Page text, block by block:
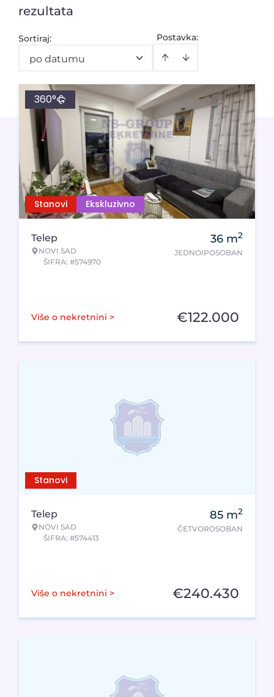
rezultata
Postavka:
Sortiraj:
po datumu
Stanovi Ekskluzivno
360°
Telep
NOVI SAD
ŠIFRA: #574970
36 m2
JEDNOIPOSOBAN
Više o nekretnini > €122.000
Stanovi
Telep
NOVI SAD
ŠIFRA: #574413
85 m2
ČETVOROSOBAN
Više o nekretnini > €240.430